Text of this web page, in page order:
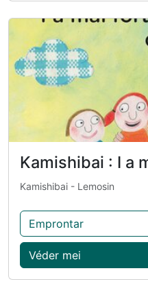
Kamishibai : I a
Kamishibai - Lemosin
Emprontar
Véder mei